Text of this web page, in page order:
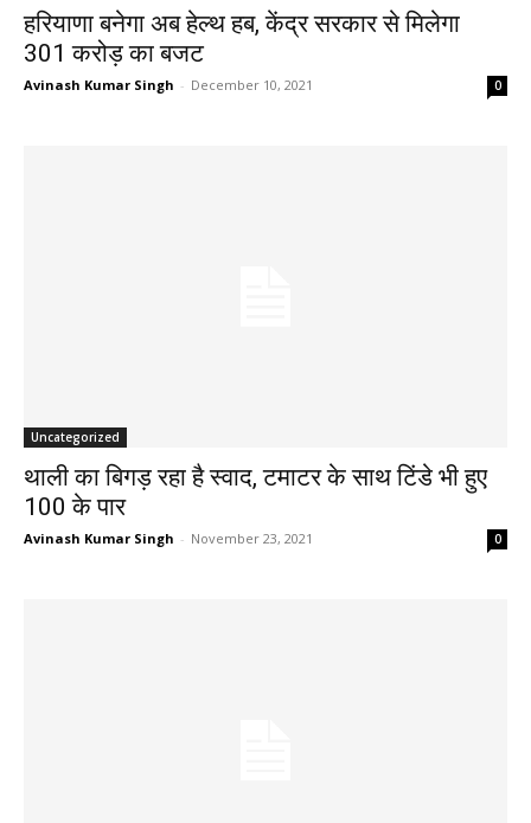
हरियाणा बनेगा अब हेल्थ हब, केंद्र सरकार से मिलेगा
301 करोड़ का बजट
Avinash Kumar Singh - December 10, 2021 0
Uncategorized
थाली का बिगड़ रहा है स्वाद, टमाटर के साथ टिंडे भी हुए
100 के पार
Avinash Kumar Singh - November 23, 2021 0